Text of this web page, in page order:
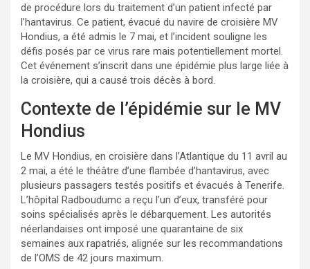
de procédure lors du traitement d’un patient infecté par
l’hantavirus. Ce patient, évacué du navire de croisière MV
Hondius, a été admis le 7 mai, et l’incident souligne les
défis posés par ce virus rare mais potentiellement mortel.
Cet événement s’inscrit dans une épidémie plus large liée à
la croisière, qui a causé trois décès à bord.
Contexte de l’épidémie sur le MV
Hondius
Le MV Hondius, en croisière dans l’Atlantique du 11 avril au
2 mai, a été le théâtre d’une flambée d’hantavirus, avec
plusieurs passagers testés positifs et évacués à Tenerife.
L’hôpital Radboudumc a reçu l’un d’eux, transféré pour
soins spécialisés après le débarquement. Les autorités
néerlandaises ont imposé une quarantaine de six
semaines aux rapatriés, alignée sur les recommandations
de l’OMS de 42 jours maximum.